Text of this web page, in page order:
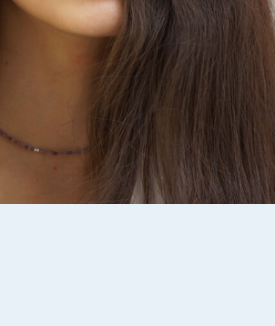
Невидимая косметология
Наши врачи не стремятся изменить вашу
внешность, а лишь направить внимание на ваши